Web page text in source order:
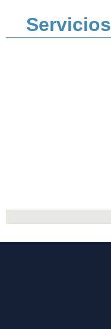
Servicios